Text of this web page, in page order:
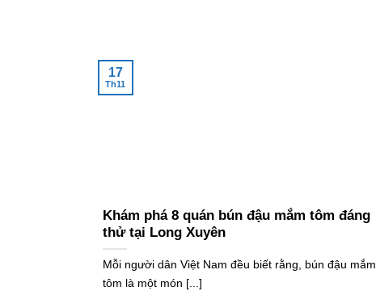
Khám phá 8 quán bún đậu mắm tôm đáng
thử tại Long Xuyên
Mỗi người dân Việt Nam đều biết rằng, bún đậu mắm
tôm là một món [...]
17
Th11